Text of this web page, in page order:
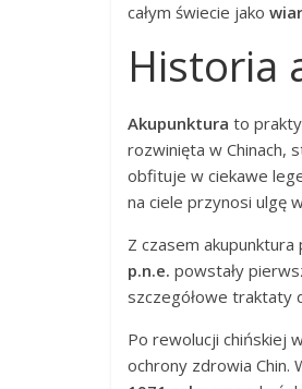
całym świecie jako
Historia
Akupunktura to
rozwinięta w Chinach,
obfituje w ciekawe
na ciele przynosi ulgę
Z czasem akupunktura
p.n.e. powstały
szczegółowe traktaty
Po rewolucji chińskiej
ochrony zdrowia Chin.